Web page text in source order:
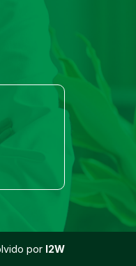
por I2W